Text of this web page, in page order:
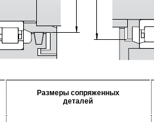
Размеры сопряженных
деталей